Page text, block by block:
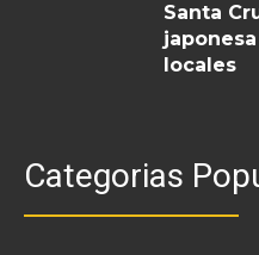
Santa
locales
Categorias